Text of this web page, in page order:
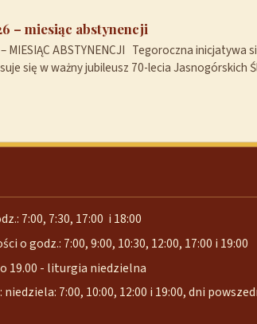
– miesiąc abstynencji
MIESIĄC ABSTYNENCJI Tegoroczna inicjatywa
się w ważny jubileusz 70-lecia Jasnogórskich
7:00, 7:30, 17:00 i 18:00
o godz.: 7:00, 9:00, 10:30, 12:00, 17:00 i 19:00
19.00 - liturgia niedzielna
7:00, 10:00, 12:00 i 19:00, dni